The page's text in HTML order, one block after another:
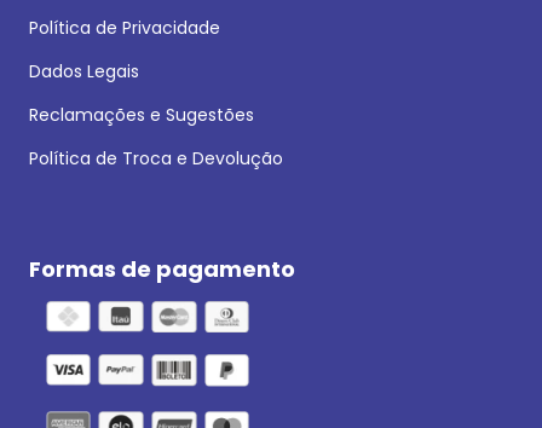
Política de Privacidade
Dados Legais
Reclamações e Sugestões
Política de Troca e Devolução
Formas de pagamento